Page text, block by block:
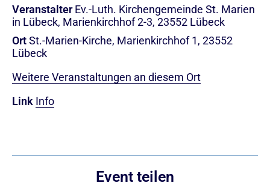
Veranstalter Ev.-Luth. Kirchengemeinde St. Marien
in Lübeck, Marienkirchhof 2-3, 23552 Lübeck
OrtSt.-Marien-Kirche, Marienkirchhof 1, 23552
Lübeck
Weitere Veranstaltungen an diesem Ort
Link Info
Event teilen